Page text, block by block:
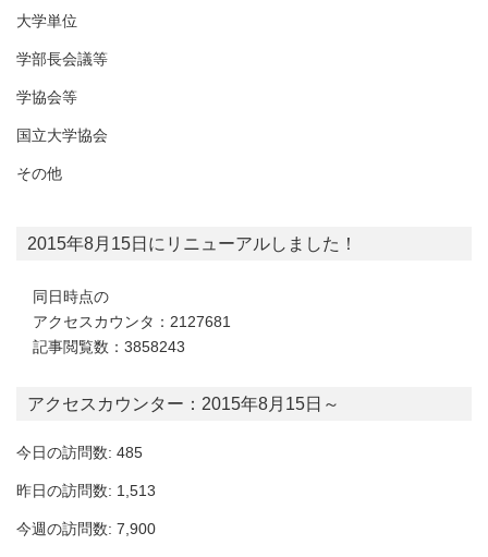
大学単位
学部長会議等
学協会等
国立大学協会
その他
2015年8月15日にリニューアルしました！
同日時点の
アクセスカウンタ：2127681
記事閲覧数：3858243
アクセスカウンター：2015年8月15日～
今日の訪問数: 485
昨日の訪問数: 1,513
今週の訪問数: 7,900